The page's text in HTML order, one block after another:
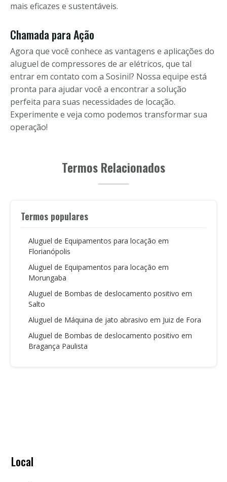
mais eficazes e sustentáveis.
Chamada para Ação
Agora que você conhece as vantagens e aplicações do
aluguel de compressores de ar elétricos, que tal
entrar em contato com a Sosinil? Nossa equipe está
pronta para ajudar você a encontrar a solução
perfeita para suas necessidades de locação.
Experimente e veja como podemos transformar sua
operação!
Termos Relacionados
Termos populares
Aluguel de Equipamentos para locação em
Florianópolis
Aluguel de Equipamentos para locação em
Morungaba
Aluguel de Bombas de deslocamento positivo em
Salto
Aluguel de Máquina de jato abrasivo em Juiz de Fora
Aluguel de Bombas de deslocamento positivo em
Bragança Paulista
Local